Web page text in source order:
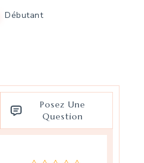
Débutant
Posez Une
Question